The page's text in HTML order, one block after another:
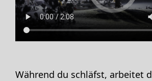
Während du schläfst, arbeitet